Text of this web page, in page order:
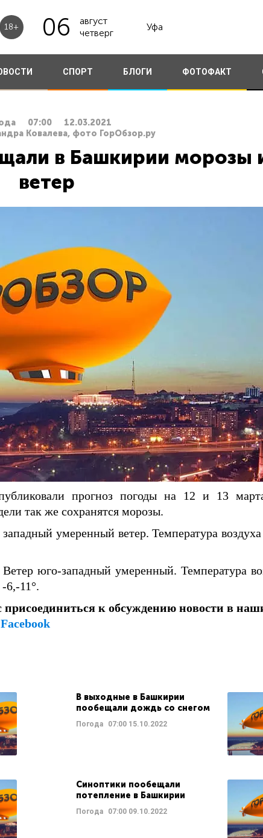
18+ 06
август
четверг
Уфа
СПОРТ БЛОГИ ФОТОФАКТ
07:00
12.03.2021
Ковалева, фото ГорОбзор.ру
в Башкирии морозы
ветер
прогноз погоды на 12 и 13
так же сохранятся морозы.
умеренный ветер. Температура
юго-западный умеренный. Температура
6,-11°.
к обсуждению новости в
Facebook
В выходные в Башкирии
пообещали дождь со снегом
Погода 07:0015.10.2022
Синоптики пообещали
потепление в Башкирии
Погода 07:0009.10.2022